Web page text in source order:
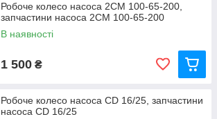
Робоче колесо насоса 2СМ 100-65-200,
запчастини насоса 2СМ 100-65-200
В наявності
1 500 ₴
Робоче колесо насоса CD 16/25, запчастини
насоса CD 16/25